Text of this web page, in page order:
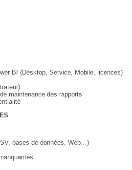
BI (Desktop, Service, Mobile, licences)
maintenance des rapports
bases de données, Web…)